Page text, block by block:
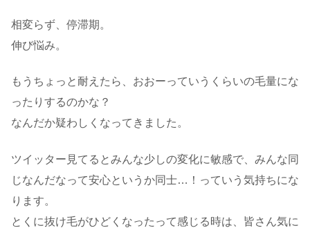
相変らず、停滞期。
伸び悩み。
もうちょっと耐えたら、おおーっていうくらいの毛量にな
ったりするのかな？
なんだか疑わしくなってきました。
ツイッター見てるとみんな少しの変化に敏感で、みんな同
じなんだなって安心というか同士…！っていう気持ちにな
ります。
とくに抜け毛がひどくなったって感じる時は、皆さん気に